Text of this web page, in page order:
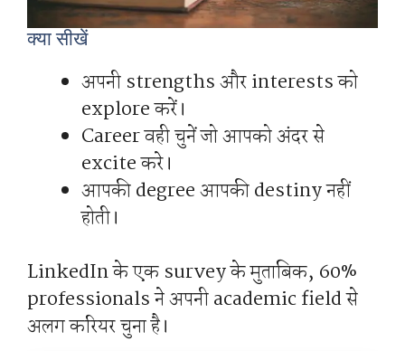
क्या सीखें
अपनी strengths और interests को
explore करें।
Career वही चुनें जो आपको अंदर से
excite करे।
आपकी degree आपकी destiny नहीं
होती।
LinkedIn के एक survey के मुताबिक, 60%
professionals ने अपनी academic field से
अलग करियर चुना है।